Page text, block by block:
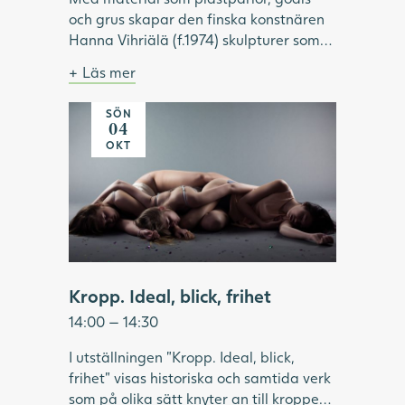
och grus skapar den finska konstnären
Hanna Vihriälä (f.1974) skulpturer som
och sällan uppmärksammade i konsten.
Genom att för hand trä godis eller
akrylpärlor på stålvajrar, skapar
Vihriälä installationer som kan innehålla
bildar de en illusorisk helhet, i verk som
är både komplexa, lekfulla och sinnliga.
Under visningen fördjupar vi oss i
utställningen "Same Moment of
konstnärskap.
Bild: Hanna Vihriälä, Mercedes-Benz G-
klass, 2022. Foto: Hossein Sehatlou,
Göteborgs konstmuseum.
Läs mer
SÖN
04
OKT
Kropp. Ideal, blick, frihet
14:00 — 14:30
I utställningen "Kropp. Ideal, blick,
frihet" visas historiska och samtida verk
som på olika sätt knyter an till kroppen.